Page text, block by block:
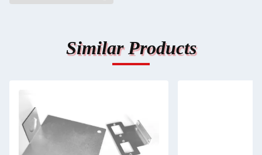
Similar Products